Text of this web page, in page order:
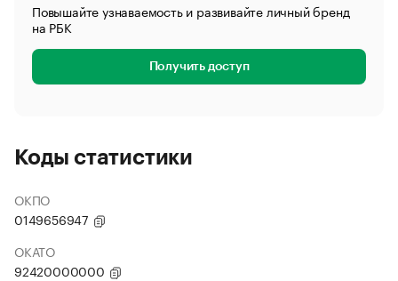
Повышайте узнаваемость и развивайте личный бренд
на РБК
Получить доступ
Коды статистики
ОКПО
0149656947
ОКАТО
92420000000